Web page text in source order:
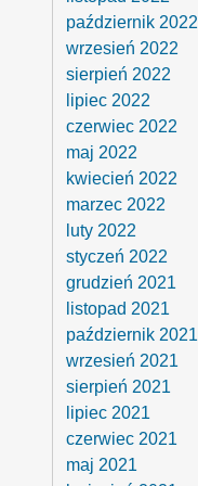
październik 2022
wrzesień 2022
sierpień 2022
lipiec 2022
czerwiec 2022
maj 2022
kwiecień 2022
marzec 2022
luty 2022
styczeń 2022
grudzień 2021
listopad 2021
październik 2021
wrzesień 2021
sierpień 2021
lipiec 2021
czerwiec 2021
maj 2021